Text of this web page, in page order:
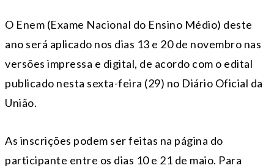
O Enem (Exame Nacional do Ensino Médio) deste
ano será aplicado nos dias 13 e 20 de novembro nas
versões impressa e digital, de acordo com o edital
publicado nesta sexta-feira (29) no Diário Oficial da
União.
As inscrições podem ser feitas na página do
participante entre os dias 10 e 21 de maio. Para